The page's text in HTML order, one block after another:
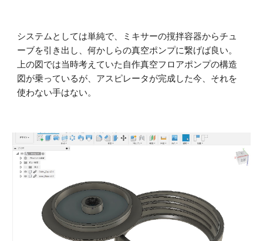
システムとしては単純で、ミキサーの撹拌容器からチュ
ーブを引き出し、何かしらの真空ポンプに繋げば良い。
上の図では当時考えていた自作真空フロアポンプの構造
図が乗っているが、アスピレータが完成した今、それを
使わない手はない。